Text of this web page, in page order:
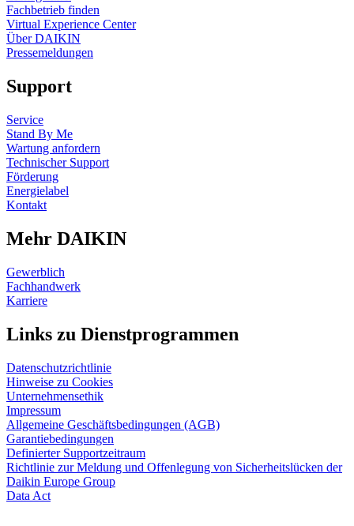
Fachbetrieb finden
Virtual Experience Center
Über DAIKIN
Pressemeldungen
Support
Service
Stand By Me
Wartung anfordern
Technischer Support
Förderung
Energielabel
Kontakt
Mehr DAIKIN
Gewerblich
Fachhandwerk
Karriere
Links zu Dienstprogrammen
Datenschutzrichtlinie
Hinweise zu Cookies
Unternehmensethik
Impressum
Allgemeine Geschäftsbedingungen (AGB)
Garantiebedingungen
Definierter Supportzeitraum
Richtlinie zur Meldung und Offenlegung von Sicherheitslücken der
Daikin Europe Group
Data Act